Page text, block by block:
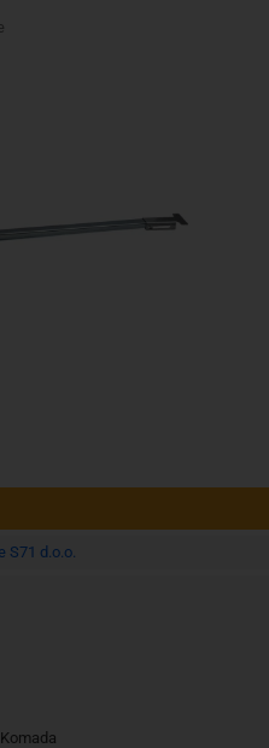
S71 d.o.o.
Komada